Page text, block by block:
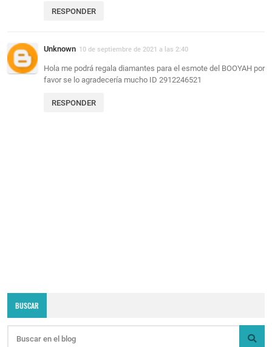
RESPONDER
Unknown 10 de septiembre de 2021 a las 2:40
Hola me podrá regala diamantes para el esmote del BOOYAH por
favor se lo agradecería mucho ID 2912246521
RESPONDER
BUSCAR